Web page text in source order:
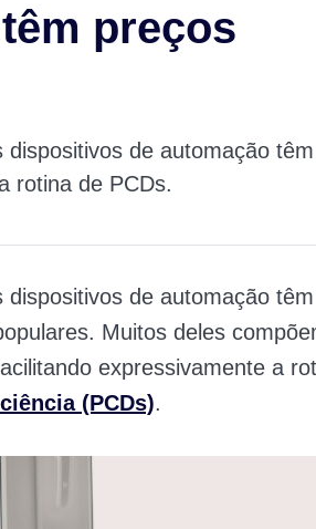
preços
de automação
rotina de PCDs.
de automação
Muitos deles
expressivamente a
(PCDs).